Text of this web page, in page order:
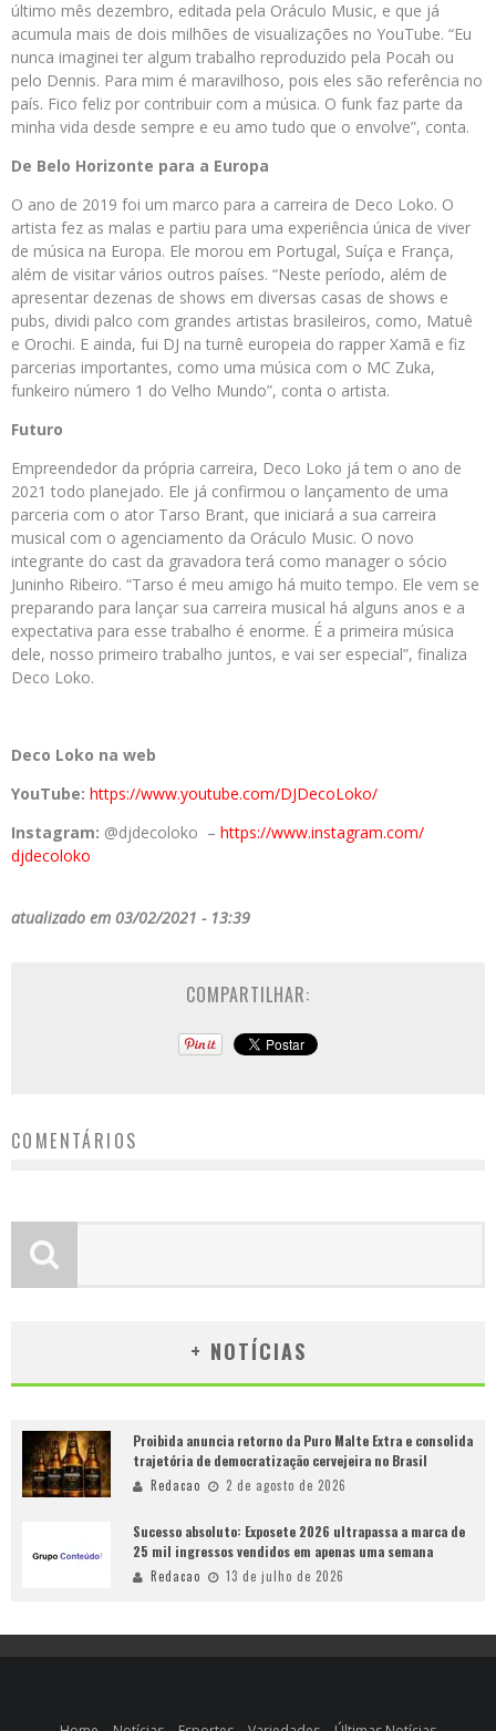
último mês dezembro, editada pela Oráculo Music, e que já
acumula mais de dois milhões de visualizações no YouTube. “Eu
nunca imaginei ter algum trabalho reproduzido pela Pocah ou
pelo Dennis. Para mim é maravilhoso, pois eles são referência no
país. Fico feliz por contribuir com a música. O funk faz parte da
minha vida desde sempre e eu amo tudo que o envolve”, conta.
De Belo Horizonte para a Europa
O ano de 2019 foi um marco para a carreira de Deco Loko. O
artista fez as malas e partiu para uma experiência única de viver
de música na Europa. Ele morou em Portugal, Suíça e França,
além de visitar vários outros países. “Neste período, além de
apresentar dezenas de shows em diversas casas de shows e
pubs, dividi palco com grandes artistas brasileiros, como, Matuê
e Orochi. E ainda, fui DJ na turnê europeia do rapper Xamã e fiz
parcerias importantes, como uma música com o MC Zuka,
funkeiro número 1 do Velho Mundo”, conta o artista.
Futuro
Empreendedor da própria carreira, Deco Loko já tem o ano de
2021 todo planejado. Ele já confirmou o lançamento de uma
parceria com o ator Tarso Brant, que iniciará a sua carreira
musical com o agenciamento da Oráculo Music. O novo
integrante do cast da gravadora terá como manager o sócio
Juninho Ribeiro. “Tarso é meu amigo há muito tempo. Ele vem se
preparando para lançar sua carreira musical há alguns anos e a
expectativa para esse trabalho é enorme. É a primeira música
dele, nosso primeiro trabalho juntos, e vai ser especial”, finaliza
Deco Loko.
Deco Loko na web
YouTube: https://www.youtube.com/DJDecoLoko/
Instagram: @djdecoloko – https://www.instagram.com/
djdecoloko
atualizado em 03/02/2021 - 13:39
COMPARTILHAR:
COMENTÁRIOS
+ NOTÍCIAS
Proibida anuncia retorno da Puro Malte Extra e consolida
trajetória de democratização cervejeira no Brasil
Redacao 2 de agosto de 2026
Sucesso absoluto: Exposete 2026 ultrapassa a marca de
25 mil ingressos vendidos em apenas uma semana
Redacao 13 de julho de 2026